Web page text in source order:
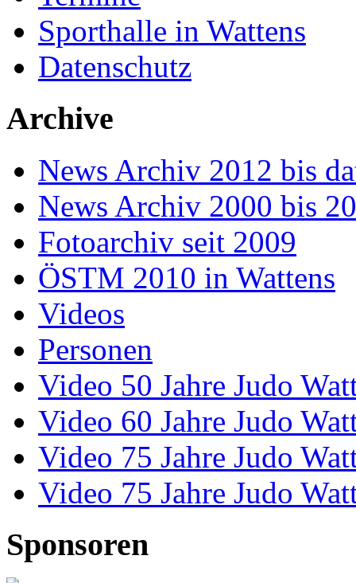
Sporthalle in Wattens
Datenschutz
Archive
News Archiv 2012 bis
News Archiv 2000 bis
Fotoarchiv seit 2009
ÖSTM 2010 in Wattens
Videos
Personen
Video 50 Jahre Judo
Video 60 Jahre Judo
Video 75 Jahre Judo
Video 75 Jahre Judo
Sponsoren